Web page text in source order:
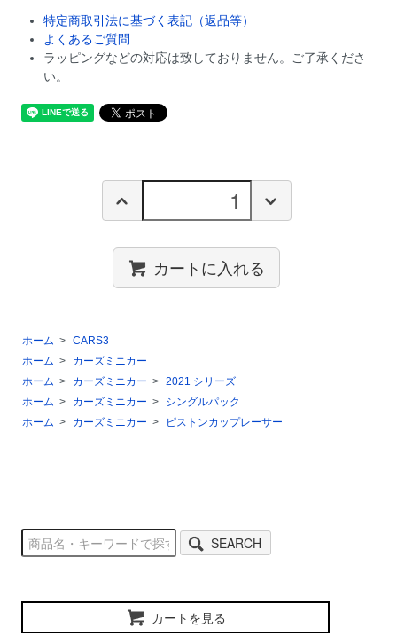
特定商取引法に基づく表記（返品等）
よくあるご質問
ラッピングなどの対応は致しておりません。ご了承くださ
い。
カートに入れる
ホーム > CARS3
ホーム >
カーズミニカー
ホーム > カーズミニカー > 2021 シリーズ
ホーム > カーズミニカー >
シングルパック
ホーム > カーズミニカー > ピストンカップレーサー
SEARCH
カートを見る